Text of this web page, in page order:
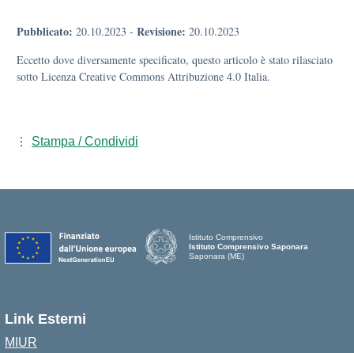
Pubblicato: 20.10.2023 - Revisione: 20.10.2023
Eccetto dove diversamente specificato, questo articolo è stato rilasciato
sotto Licenza Creative Commons Attribuzione 4.0 Italia.
Stampa / Condividi
Istituto Comprensivo
Istituto Comprensivo Saponara
Saponara (ME)
Link Esterni
MIUR